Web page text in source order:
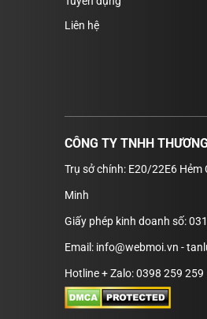
Liên hệ
CÔNG TY TNHH
Trụ sở chính: E20/22E6 Hẻm
Minh
Giấy phép kinh doanh số:
Email: info@webmoi.vn -
Hotline + Zalo: 0398 259 259